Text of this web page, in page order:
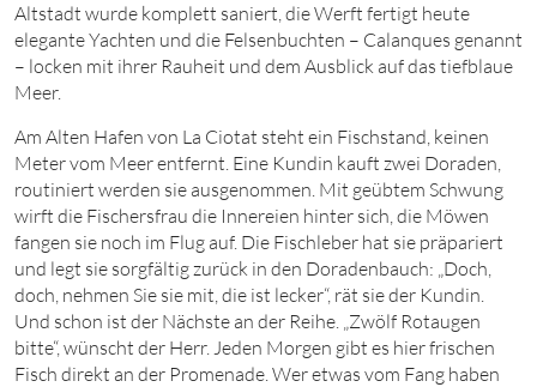
Altstadt wurde komplett saniert, die Werft fertigt heute
elegante Yachten und die Felsenbuchten – Calanques genannt
– locken mit ihrer Rauheit und dem Ausblick auf das tiefblaue
Meer.
Am Alten Hafen von La Ciotat steht ein Fischstand, keinen
Meter vom Meer entfernt. Eine Kundin kauft zwei Doraden,
routiniert werden sie ausgenommen. Mit geübtem Schwung
wirft die Fischersfrau die Innereien hinter sich, die Möwen
fangen sie noch im Flug auf. Die Fischleber hat sie präpariert
und legt sie sorgfältig zurück in den Doradenbauch: „Doch,
doch, nehmen Sie sie mit, die ist lecker“, rät sie der Kundin.
Und schon ist der Nächste an der Reihe. „Zwölf Rotaugen
bitte“, wünscht der Herr. Jeden Morgen gibt es hier frischen
Fisch direkt an der Promenade. Wer etwas vom Fang haben